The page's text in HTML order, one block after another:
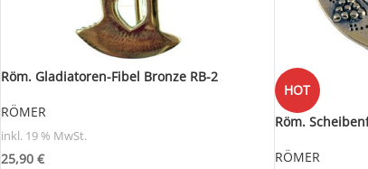
Röm. Gladiatoren-Fibel Bronze RB-2
RÖMER
inkl. 19 % MwSt.
25,90 €
HOT
Röm.
RÖMER